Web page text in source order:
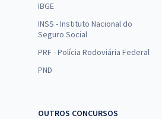
IBGE
INSS - Instituto Nacional do
Seguro Social
PRF - Polícia Rodoviária Federal
PND
OUTROS CONCURSOS